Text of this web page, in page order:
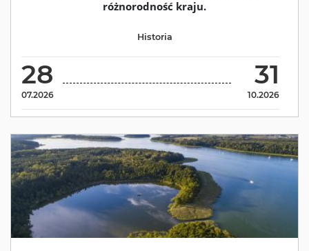
różnorodność kraju.
28
07.2026
31
10.2026
Historia